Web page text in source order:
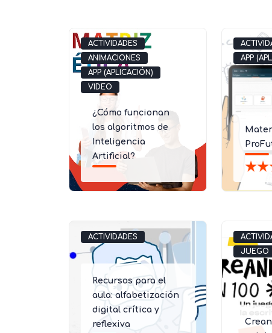
ACTIVIDADES
ANIMACIONES
APP (APLICACIÓN)
VIDEO
¿Cómo funcionan
los algoritmos de
Inteligencia
Artificial?
APP
ACTIVIDADES
Recursos para el
aula: alfabetización
digital crítica y
reflexiva
JUEGO